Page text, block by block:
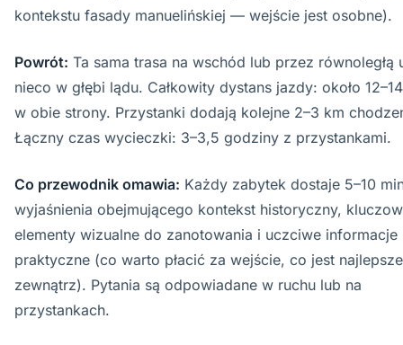
kontekstu fasady manuelińskiej — wejście jest osobne).
Powrót: Ta sama trasa na wschód lub przez równoległą
nieco w głębi lądu. Całkowity dystans jazdy: około
w obie strony. Przystanki dodają kolejne 2–3 km
Łączny czas wycieczki: 3–3,5 godziny z przystankami.
Co przewodnik omawia: Każdy zabytek dostaje 5–10
wyjaśnienia obejmującego kontekst historyczny,
elementy wizualne do zanotowania i uczciwe informacje
praktyczne (co warto płacić za wejście, co jest
zewnątrz). Pytania są odpowiadane w ruchu lub na
przystankach.